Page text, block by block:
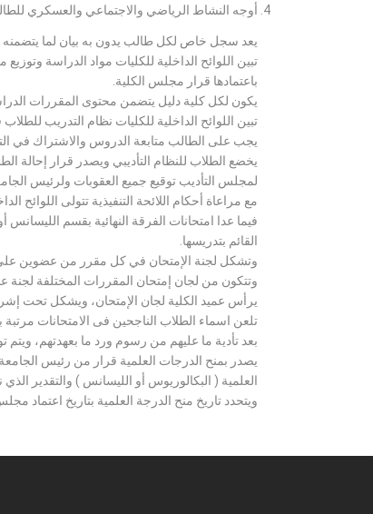
أوجه النشاط الرياضي والاجتماعي والعسكري
يعد سجل خاص لكل طالب يدون به بيان لما يتضمنه
تبين اللوائح الداخلية للكليات مواد الدراسة
باعتمادها قرار مجلس الكلية.
يكون لكل كلية دليل يتضمن محتوى المقررات
تبين اللوائح الداخلية للكليات نظام التدريب
يجب على الطالب متابعة الدروس والاشتراك في
يخضع الطلاب للنظام التأديبي ويصدر قرار إحالة
لمجلس التأديب توقيع جميع العقوبات ولرئيس
مع مراعاة أحكام اللائحة التنفيذية تتولى اللوائح
فيما عدا امتحانات الفرقة النهائية بقسم
القائم بتدريسها.
وتشكل لجنة الإمتحان في كل مقرر من عضوين
وتتكون من لجان إمتحان المقررات المختلفة
يرأس عميد الكلية لجان الإمتحان، ويشكل تحت
تلعن اسماء الطلاب الناجحين فى الامتحانات مرتبة
بعد تأدية ما عليهم من رسوم ورد ما بعهدتهم، ويتم
يصدر بمنح الدرجات العلمية قرار من رئيس
العلمية ( البكالوريوس أو الليسانس ) والتقدير الذي
ويتحدد تاريخ منح الدرجة العلمية بتاريخ اعتماد